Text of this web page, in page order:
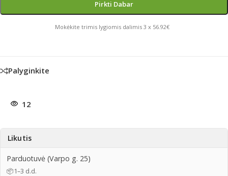
Pirkti Dabar
Mokėkite trimis lygiomis dalimis 3 x 56.92€
Palyginkite
12
Likutis
Parduotuvė (Varpo g. 25)
📦1–3 d.d.